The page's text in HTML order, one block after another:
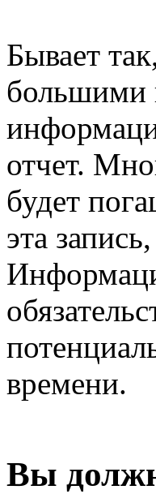
Бывает
большими
отчет.
будет
эта
времени.
Вы